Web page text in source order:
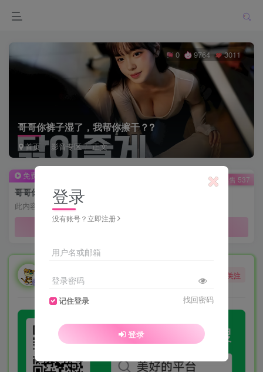
哥哥你裤子湿了，我帮你擦干？?
首页 影音专区 正文
0 9764 3011
哥哥你裤子湿了，我帮你擦干？?
此内容为免费视频，请登录后查看
免费视频 已售 537
酒醒只在花前坐，酒醉还来花下眠。
关注
登录
没有账号？立即注册
用户名或邮箱
登录密码
记住登录 找回密码
登录